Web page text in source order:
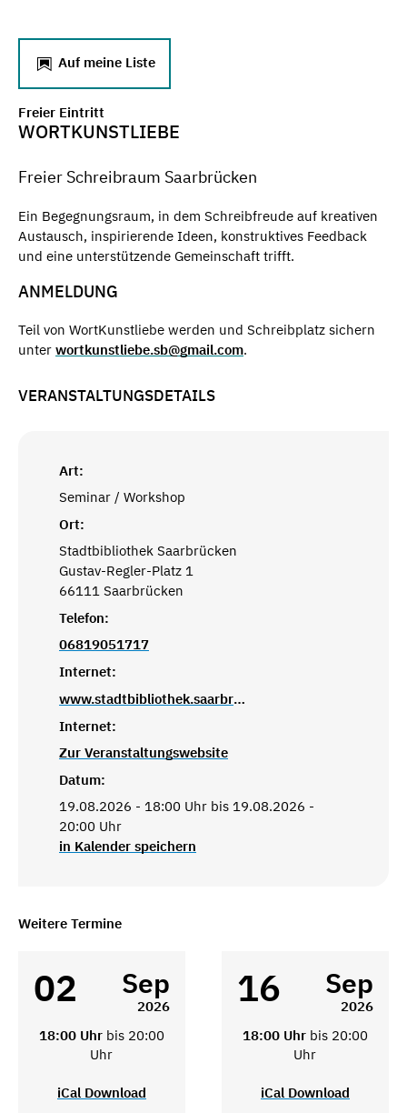
Auf meine Liste
Freier Eintritt
WORTKUNSTLIEBE
Freier Schreibraum Saarbrücken
Ein Begegnungsraum, in dem Schreibfreude auf kreativen
Austausch, inspirierende Ideen, konstruktives Feedback
und eine unterstützende Gemeinschaft trifft.
ANMELDUNG
Teil von WortKunstliebe werden und Schreibplatz sichern
unter wortkunstliebe.sb@gmail.com.
VERANSTALTUNGSDETAILS
Art:
Seminar / Workshop
Ort:
Stadtbibliothek Saarbrücken
Gustav-Regler-Platz 1
66111 Saarbrücken
Telefon:
06819051717
Internet:
www.stadtbibliothek.saarbruecken.de
Internet:
Zur Veranstaltungswebsite
Datum:
19.08.2026 - 18:00 Uhr bis 19.08.2026 -
20:00 Uhr
in Kalender speichern
Weitere Termine
02 Sep
2026
18:00 Uhr bis 20:00
Uhr
iCal Download
16 Sep
2026
18:00 Uhr bis 20:00
Uhr
iCal Download